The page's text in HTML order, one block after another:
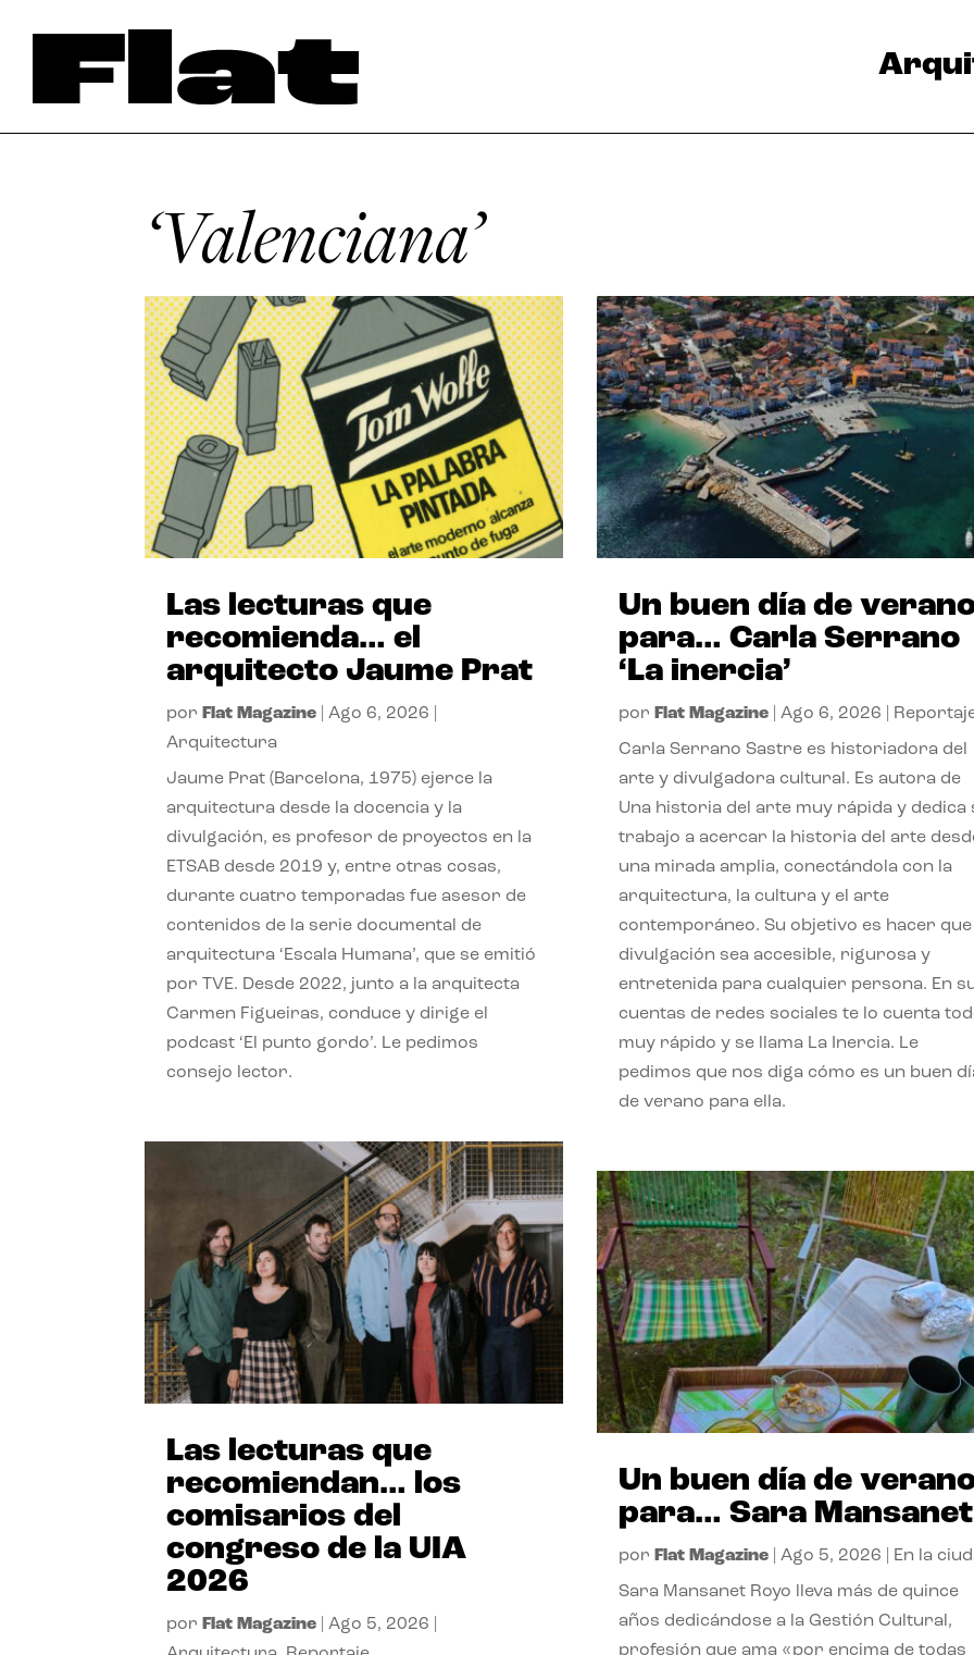
‘Valenciana’
Las lecturas que
recomienda… el
arquitecto Jaume Prat
por Flat Magazine |Ago 6, 2026
Arquitectura
Jaume Prat (Barcelona, 1975) ejerce la
arquitectura desde la docencia y la
divulgación, es profesor de proyectos en la
ETSAB desde 2019 y, entre otras cosas,
durante cuatro temporadas fue asesor de
contenidos de la serie documental de
arquitectura ‘Escala Humana’, que se emitió
por TVE. Desde 2022, junto a la arquitecta
Carmen Figueiras, conduce y dirige el
podcast ‘El punto gordo’. Le pedimos
consejo lector.
Las lecturas que
recomiendan… los
comisarios del
congreso de la UIA
2026
por Flat Magazine |Ago 5, 2026
Un buen día de
para… Carla Serrano
‘La inercia’
por Flat Magazine| Ago 6, 2026
Carla Serrano Sastre es historiadora del
arte y divulgadora cultural. Es autora de
Una historia del arte muy rápida y dedica
trabajo a acercar la historia del arte
una mirada amplia, conectándola con la
arquitectura, la cultura y el arte
contemporáneo. Su objetivo es hacer que
divulgación sea accesible, rigurosa y
entretenida para cualquier persona. En
cuentas de redes sociales te lo cuenta
muy rápido y se llama La Inercia. Le
pedimos que nos diga cómo es un buen
de verano para ella.
Un buen día de
para… Sara Mansanet
por Flat Magazine| Ago 5, 2026 En la
Sara Mansanet Royo lleva más de quince
años dedicándose a la Gestión Cultural,
profesión que ama «por encima de todas